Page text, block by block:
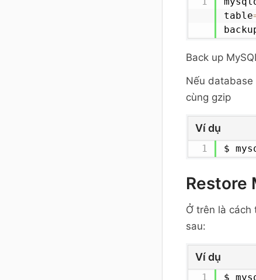
table
Back up
Nếu
cùng gzip
Ví dụ
$
Restore
Ở trên là
sau:
Ví dụ
$